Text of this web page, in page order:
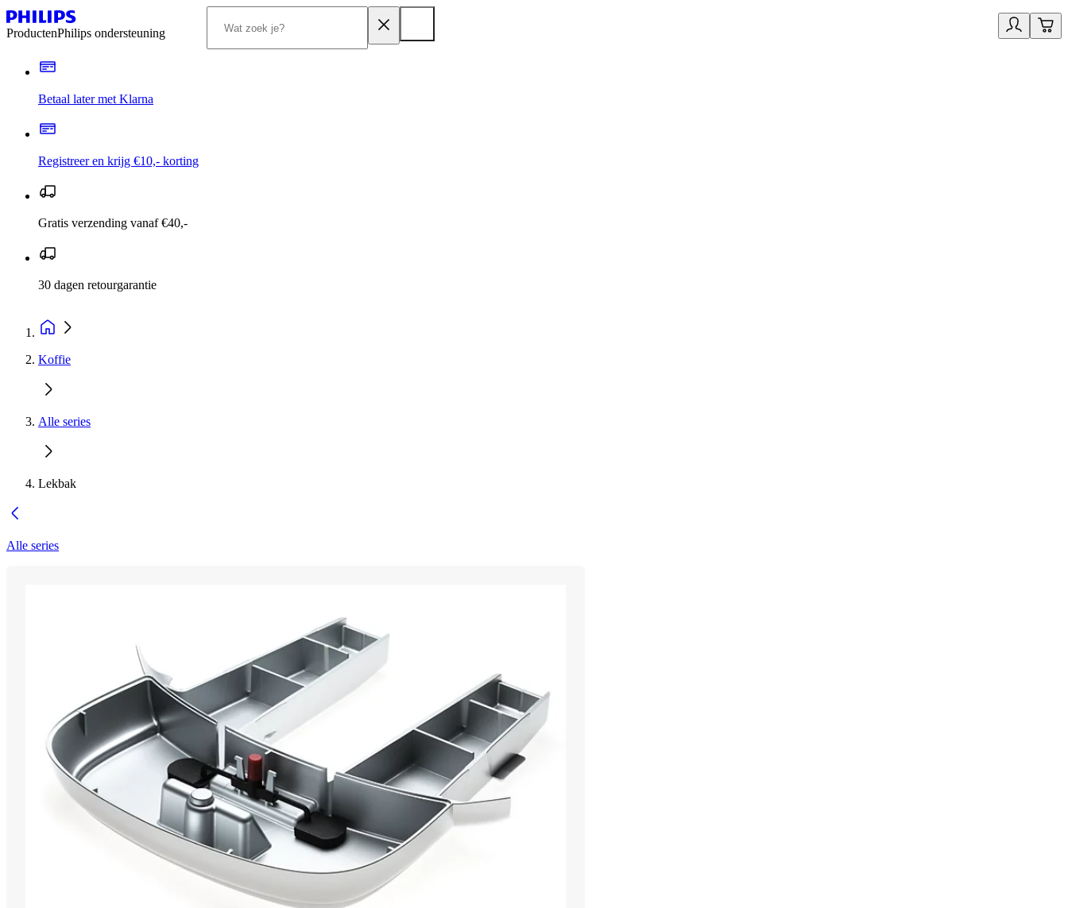
ProductenPhilips ondersteuning
Betaal later met Klarna
Registreer en krijg €10,- korting
Gratis verzending vanaf €40,-
30 dagen retourgarantie
Koffie
Alle series
Lekbak
Alle series